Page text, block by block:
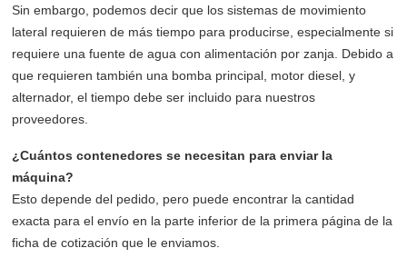
Sin embargo, podemos decir que los sistemas de movimiento
lateral requieren de más tiempo para producirse, especialmente si
requiere una fuente de agua con alimentación por zanja. Debido a
que requieren también una bomba principal, motor diesel, y
alternador, el tiempo debe ser incluido para nuestros
proveedores.
¿Cuántos contenedores se necesitan para enviar la
máquina?
Esto depende del pedido, pero puede encontrar la cantidad
exacta para el envío en la parte inferior de la primera página de la
ficha de cotización que le enviamos.